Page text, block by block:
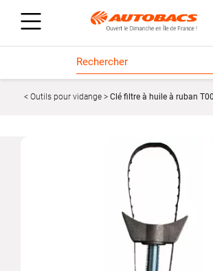
Outils pour vidange Clé filtre à huile à ruban